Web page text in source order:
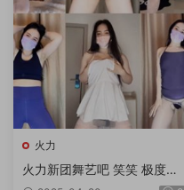
火力
火力新团舞艺吧 笑笑 极度诱
惑顶胯热舞 第37期 10V/1.6G